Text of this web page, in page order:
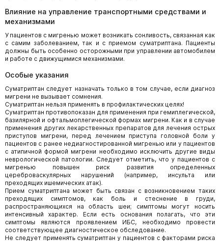
Влияние на управление транспортными средствами и
механизмами
У пациентов с мигренью может возникать сонливость, связанная как
с самим заболеванием, так и с приемом суматриптана. Пациенты
должны быть особенно осторожными при управлении автомобилем
и работе с движущимися механизмами.
Особые указания
Суматриптан следует назначать только в том случае, если диагноз
мигрени не вызывает сомнения.
Суматриптан нельзя применять в профилактических целях!
Суматриптан противопоказан для применения при гемиплегической,
базилярной и офтальмоплегической формах мигрени. Как и в случае
применения других лекарственных препаратов для лечения острых
приступов мигрени, перед лечением приступа головной боли у
пациентов с ранее недиагностированной мигренью или у пациентов
с атипичной формой мигрени необходимо исключить другие виды
неврологической патологии. Следует отметить, что у пациентов с
мигренью повышен риск развития определенных
цереброваскулярных нарушений (например, инсульта или
преходящих ишемических атак).
Прием суматриптана может быть связан с возникновением таких
преходящих симптомов, как боль и стеснение в груди,
распространяющихся на область шеи; симптомы могут носить
интенсивный характер. Если есть основания полагать, что эти
симптомы являются проявлением ИБС, необходимо провести
соответствующее диагностическое обследование.
Не следует применять суматриптан у пациентов с факторами риска